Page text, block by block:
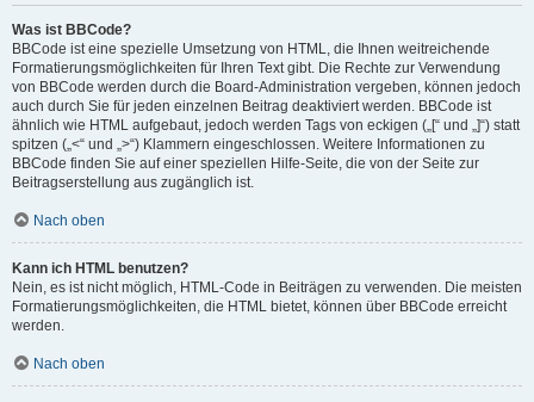
Was ist BBCode?
BBCode ist eine spezielle Umsetzung von HTML, die Ihnen weitreichende
Formatierungsmöglichkeiten für Ihren Text gibt. Die Rechte zur Verwendung
von BBCode werden durch die Board-Administration vergeben, können jedoch
auch durch Sie für jeden einzelnen Beitrag deaktiviert werden. BBCode ist
ähnlich wie HTML aufgebaut, jedoch werden Tags von eckigen („[“ und „]“) statt
spitzen („<“ und „>“) Klammern eingeschlossen. Weitere Informationen zu
BBCode finden Sie auf einer speziellen Hilfe-Seite, die von der Seite zur
Beitragserstellung aus zugänglich ist.
Nach oben
Kann ich HTML benutzen?
Nein, es ist nicht möglich, HTML-Code in Beiträgen zu verwenden. Die meisten
Formatierungsmöglichkeiten, die HTML bietet, können über BBCode erreicht
werden.
Nach oben